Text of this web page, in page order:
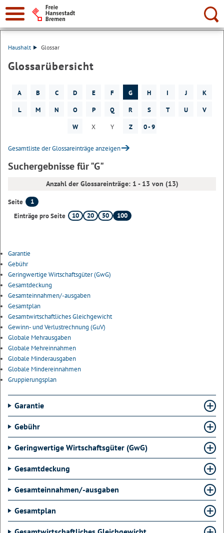
Suche:
Haushalt Glossar
Glossarübersicht
A B C D E F G H I J
K
L
M N O P Q R S T U
V
W
X Y Z 0 - 9
Gesamtliste der Glossareinträge anzeigen
Suchergebnisse für "G"
Anzahl der Glossareinträge: 1 - 13 von (13)
Seite
1
Einträge pro Seite
10 20 50 100
Garantie
Gebühr
Geringwertige Wirtschaftsgüter (GwG)
Gesamtdeckung
Gesamteinnahmen/-ausgaben
Gesamtplan
Gesamtwirtschaftliches Gleichgewicht
Gewinn- und Verlustrechnung (GuV)
Globale Mehrausgaben
Globale Mehreinnahmen
Globale Minderausgaben
Globale Mindereinnahmen
Gruppierungsplan
Garantie
Gebühr
Geringwertige Wirtschaftsgüter (GwG)
Gesamtdeckung
Gesamteinnahmen/-ausgaben
Gesamtplan